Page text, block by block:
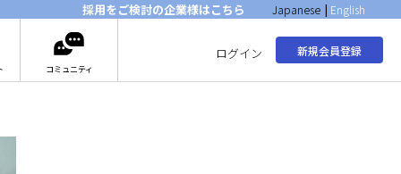
採用をご検討の企業様はこちら Japanese | English
コミュニティ
ログイン 新規会員登録